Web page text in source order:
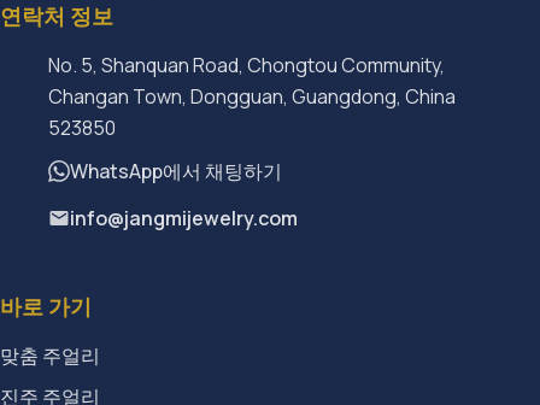
연락처 정보
No. 5, Shanquan Road, Chongtou Community,
Changan Town, Dongguan, Guangdong, China
523850
WhatsApp에서 채팅하기
info@jangmijewelry.com
바로 가기
맞춤 주얼리
진주 주얼리